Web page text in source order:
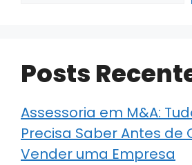
Posts
Assessoria em M&A:
Precisa Saber Antes de
Vender uma Empresa